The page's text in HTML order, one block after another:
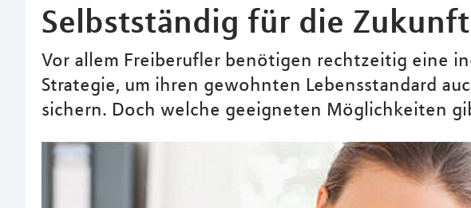
Selbstständig für die
Vor allem Freiberufler benötigen rechtzeitig eine
Strategie, um ihren gewohnten Lebensstandard
sichern. Doch welche geeigneten Möglichkeiten